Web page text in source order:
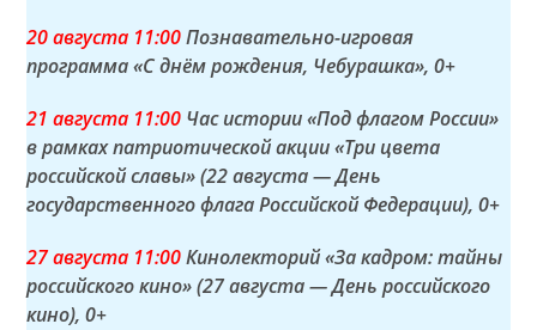
20 августа 11:00Познавательно-игровая
программа «С днём рождения, Чебурашка», 0+
21 августа 11:00 Час истории «Под флагом России»
в рамках патриотической акции «Три цвета
российской славы» (22 августа — День
государственного флага Российской Федерации), 0+
27 августа 11:00Кинолекторий «За кадром: тайны
российского кино» (27 августа — День российского
кино), 0+